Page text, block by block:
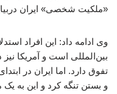
«ملکیت شخصی» ایران
وی ادامه داد: این افراد
بین‌المللی است و آمریکا
تفوق دارد. اما ایران در
و بستن تنگه کرد و این به